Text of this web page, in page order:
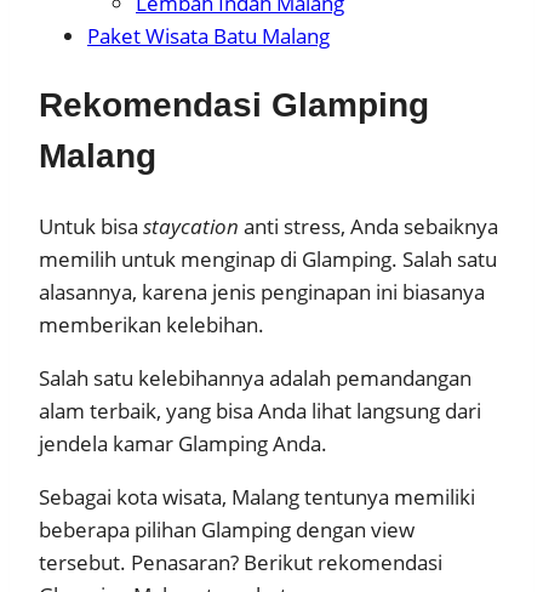
Paket Wisata Batu Malang
Rekomendasi Glamping
Malang
Untuk bisa staycation anti stress, Anda sebaiknya
memilih untuk menginap di Glamping. Salah satu
alasannya, karena jenis penginapan ini biasanya
memberikan kelebihan.
Salah satu kelebihannya adalah pemandangan
alam terbaik, yang bisa Anda lihat langsung dari
jendela kamar Glamping Anda.
Sebagai kota wisata, Malang tentunya memiliki
beberapa pilihan Glamping dengan view
tersebut. Penasaran? Berikut rekomendasi